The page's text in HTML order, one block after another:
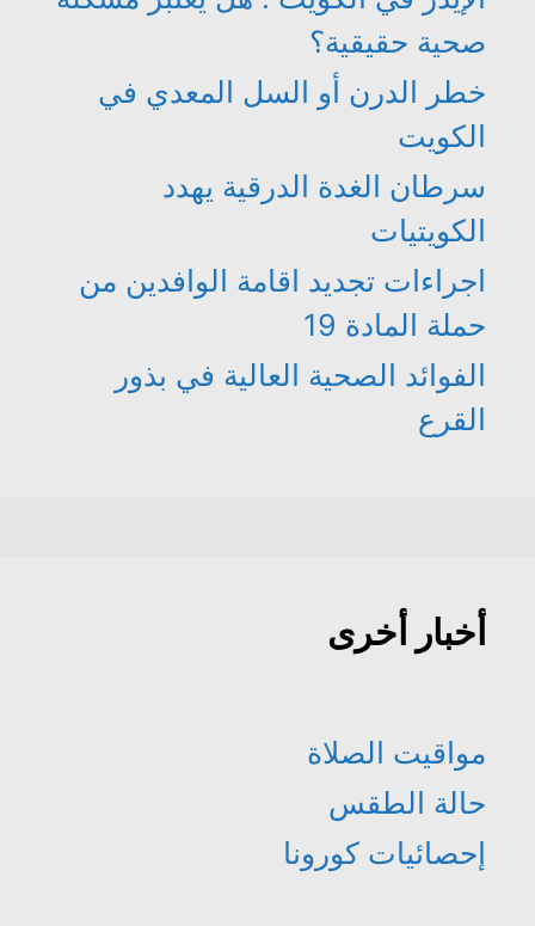
صحية حقيقية؟
خطر الدرن أو السل المعدي في
الكويت
سرطان الغدة الدرقية يهدد
الكويتيات
اجراءات تجديد اقامة الوافدين من
حملة المادة 19
الفوائد الصحية العالية في بذور
القرع
أخبار أخرى
مواقيت الصلاة
حالة الطقس
إحصائيات كورونا